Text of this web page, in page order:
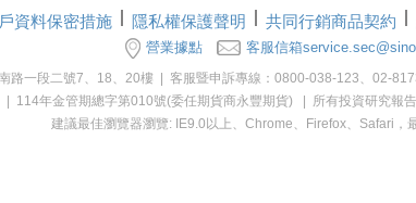
資料保密措施 隱私權保護聲明 共同行銷商品契約
營業據點 客服信箱
路一段二號7、18、20樓 | 客服暨申訴專線：0800-038-123、02-
114年金管期總字第010號(委任期貨商永豐期貨) | 所有投資研究報
建議最佳瀏覽器瀏覽: IE9.0以上、Chrome、Firefox、Safari，